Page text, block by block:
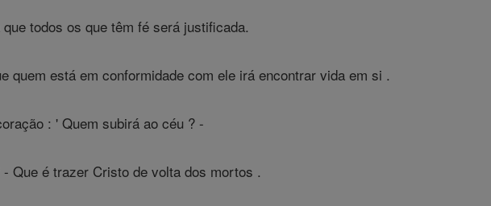
todos os que têm fé será justificada.
está em conformidade com ele irá encontrar vida em si .
: ' Quem subirá ao céu ? -
Que é trazer Cristo de volta dos mortos .